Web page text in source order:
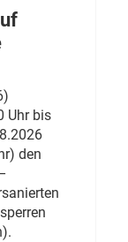
Uhr bis
den